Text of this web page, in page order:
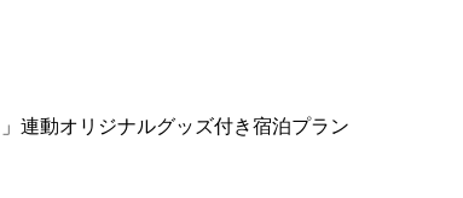
連動オリジナルグッズ付き宿泊プラン